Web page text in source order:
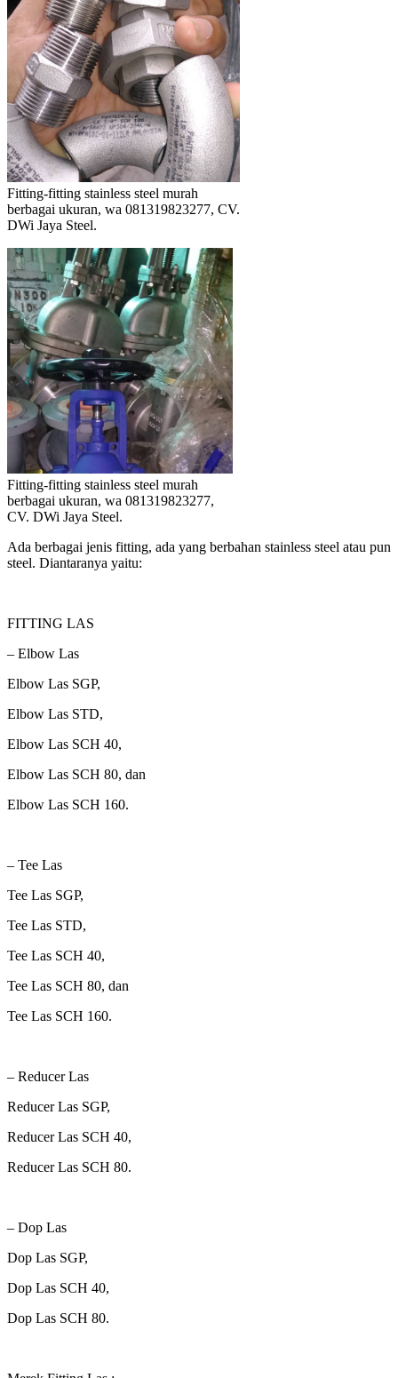
Fitting-fitting stainless steel murah
berbagai ukuran, wa 081319823277, CV.
DWi Jaya Steel.
Fitting-fitting stainless steel murah
berbagai ukuran, wa 081319823277,
CV. DWi Jaya Steel.
Ada berbagai jenis fitting, ada yang berbahan stainless steel atau pun
steel. Diantaranya yaitu:
FITTING LAS
– Elbow Las
Elbow Las SGP,
Elbow Las STD,
Elbow Las SCH 40,
Elbow Las SCH 80, dan
Elbow Las SCH 160.
– Tee Las
Tee Las SGP,
Tee Las STD,
Tee Las SCH 40,
Tee Las SCH 80, dan
Tee Las SCH 160.
– Reducer Las
Reducer Las SGP,
Reducer Las SCH 40,
Reducer Las SCH 80.
– Dop Las
Dop Las SGP,
Dop Las SCH 40,
Dop Las SCH 80.